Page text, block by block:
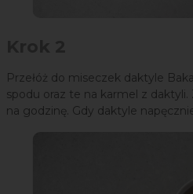
Przełóż do miseczek daktyle
spodu oraz te na karmel z
na godzinę. Gdy daktyle